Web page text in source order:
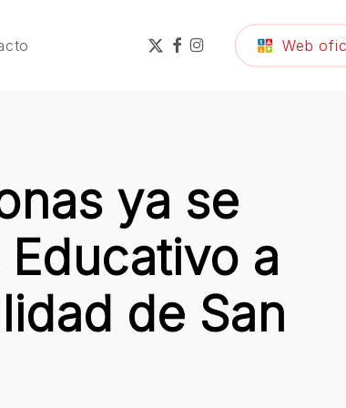
x-
twitter
facebook
instagram Web
ya se
a
de San